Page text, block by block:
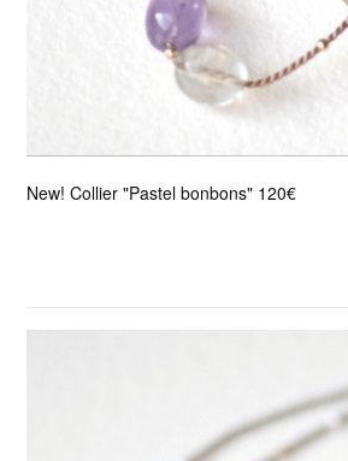
New! Collier "Pastel bonbons" 120€